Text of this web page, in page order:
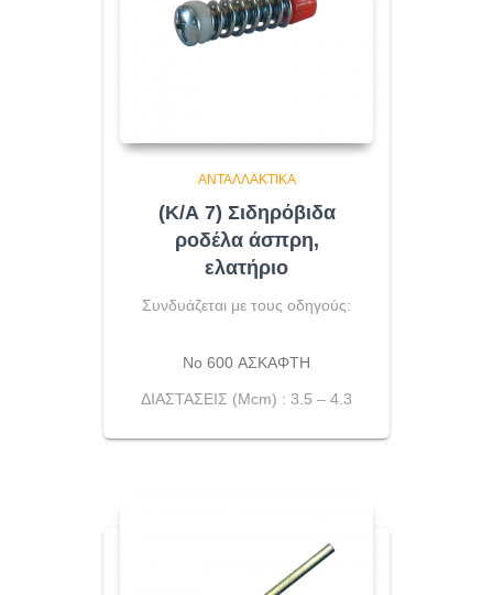
ΑΝΤΑΛΛΑΚΤΙΚΆ
(Κ/Α 7) Σιδηρόβιδα
ροδέλα άσπρη,
ελατήριο
Συνδυάζεται με τους οδηγούς:
No 600 ΑΣΚΑΦΤΗ
ΔΙΑΣΤΑΣΕΙΣ (Μcm) : 3.5 – 4.3